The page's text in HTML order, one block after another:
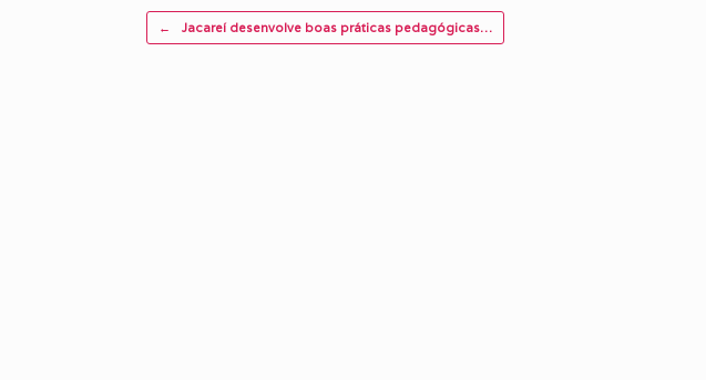
Post navigation
← Jacareí desenvolve boas práticas pedagógicas…